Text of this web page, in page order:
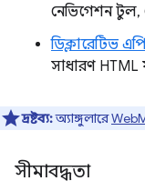
নেভিগেশন টুল,
ডিক্লারেটিভ
সাধারণ
দ্রষ্টব্য:অ্যাঙ্গুলারে
সীমাবদ্ধতা